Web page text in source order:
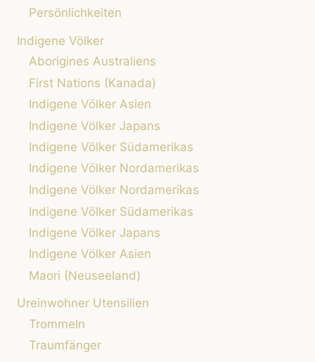
Persönlichkeiten
Indigene Völker
Aborigines Australiens
First Nations (Kanada)
Indigene Völker Asien
Indigene Völker Japans
Indigene Völker Südamerikas
Indigene Völker Nordamerikas
Indigene Völker Nordamerikas
Indigene Völker Südamerikas
Indigene Völker Japans
Indigene Völker Asien
Maori (Neuseeland)
Ureinwohner Utensilien
Trommeln
Traumfänger